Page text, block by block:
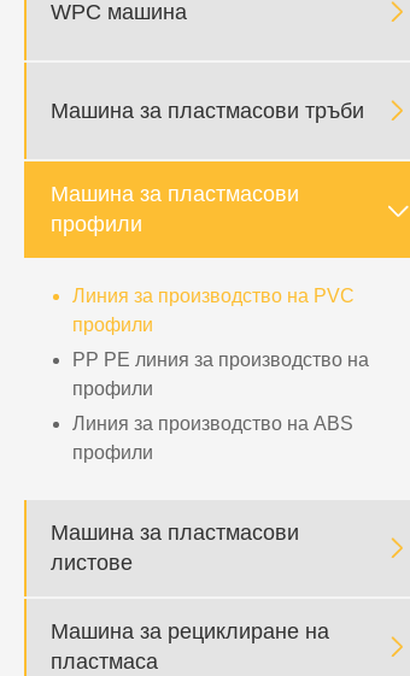
WPC машина 
Машина за пластмасови тръби 
Машина за пластмасови
профили

Линия за производство на PVC
профили
PP PE линия за производство на
профили
Линия за производство на ABS
профили
Машина за пластмасови
листове

Машина за рециклиране на
пластмаса
